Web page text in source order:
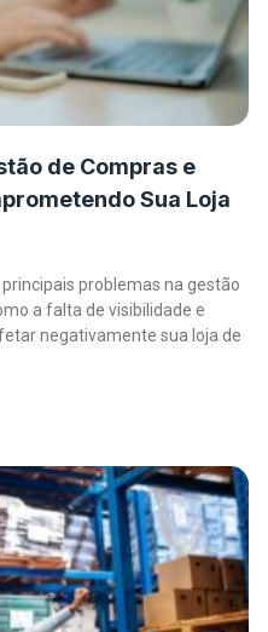
de Compras e
Sua Loja
problemas na gestão
a falta de visibilidade e
negativamente sua loja de